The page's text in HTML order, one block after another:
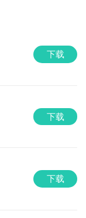
下载
下载
下载